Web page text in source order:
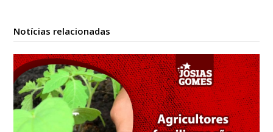
Notícias relacionadas